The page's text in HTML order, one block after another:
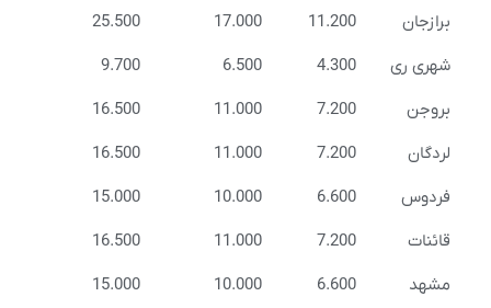
برازجان
11.200
17.000
25.500
شهری ری
4.300
6.500
9.700
بروجن
7.200
11.000
16.500
لردگان
7.200
11.000
16.500
فردوس
6.600
10.000
15.000
قائنات
7.200
11.000
16.500
مشهد
6.600
10.000
15.000